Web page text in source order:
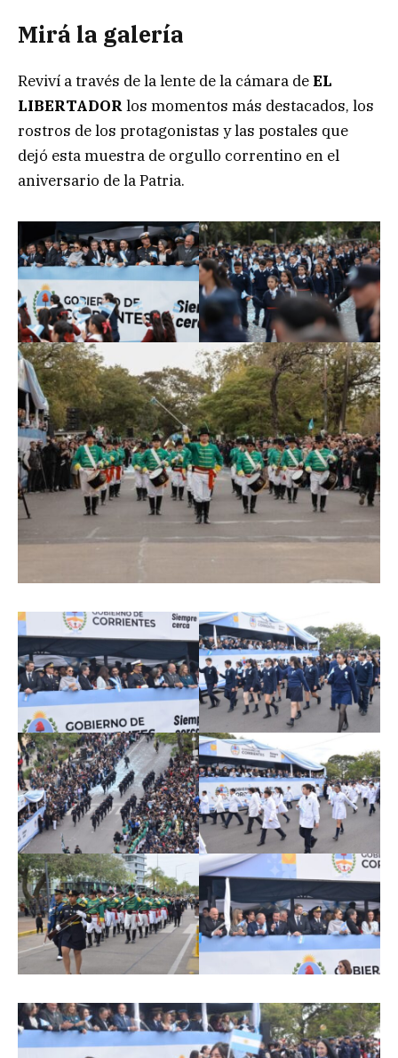
Mirá la galería
Reviví a través de la lente de la cámara deEL
LIBERTADORlos momentos más destacados, los
rostros de los protagonistas y las postales que
dejó esta muestra de orgullo correntino en el
aniversario de la Patria.